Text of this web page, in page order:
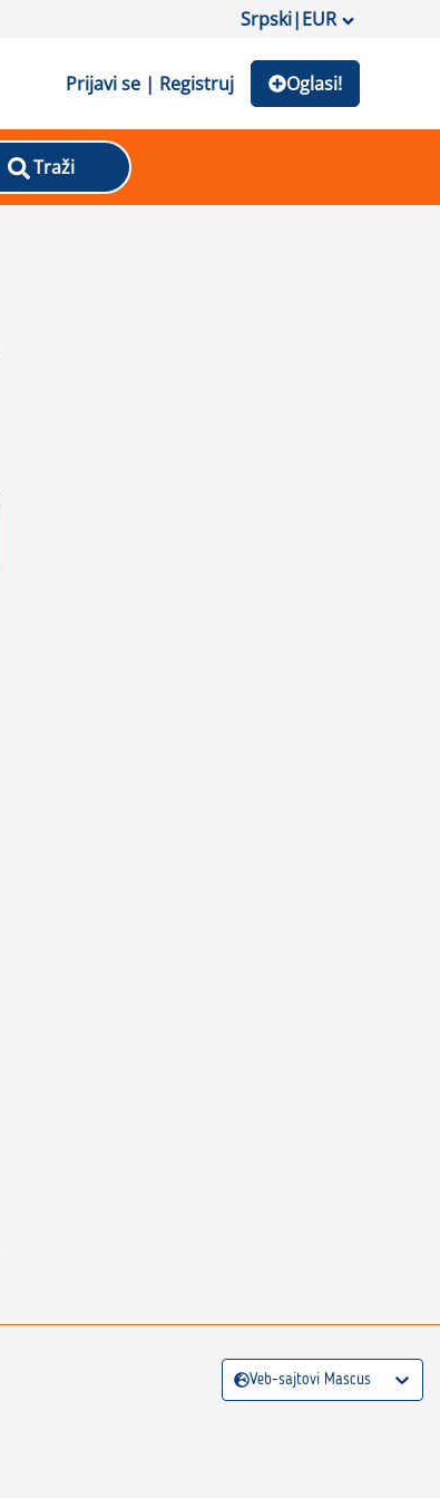
Srpski|EUR
Prijavi se | Registruj Oglasi!
Traži
Veb-sajtovi Mascus